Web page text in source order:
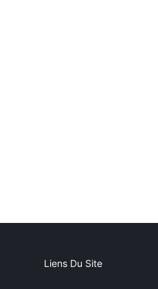
Liens Du Site